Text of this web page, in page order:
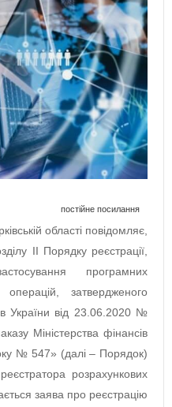
постійне посилання
області повідомляє,
II Порядку реєстрації,
програмних
операцій, затвердженого
України від 23.06.2020 №
Міністерства фінансів
№ 547» (далі – Порядок)
розрахункових
заява про реєстрацію